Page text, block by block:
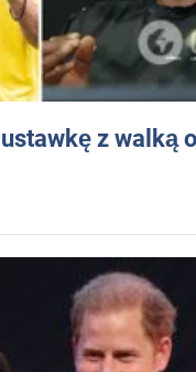
z walką